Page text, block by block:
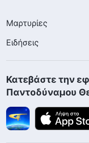
Μαρτυρίες
Ειδήσεις
Κατεβάστε την
Παντοδύναμου